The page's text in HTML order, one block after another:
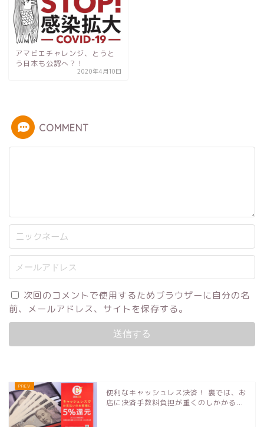
アマビエチャレンジ、とうと
う日本も公認へ？！
2020年4月10日
COMMENT
次回のコメントで使用するためブラウザーに自分の名
前、メールアドレス、サイトを保存する。
便利なキャッシュレス決済！ 裏では、お
店に決済手数料負担が重くのしかかる...